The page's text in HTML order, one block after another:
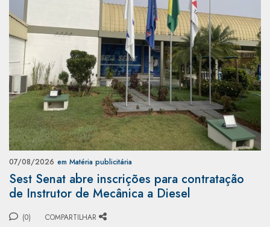
07/08/2026 em Matéria publicitária
Sest Senat abre inscrições para contratação
de Instrutor de Mecânica a Diesel
(0) COMPARTILHAR